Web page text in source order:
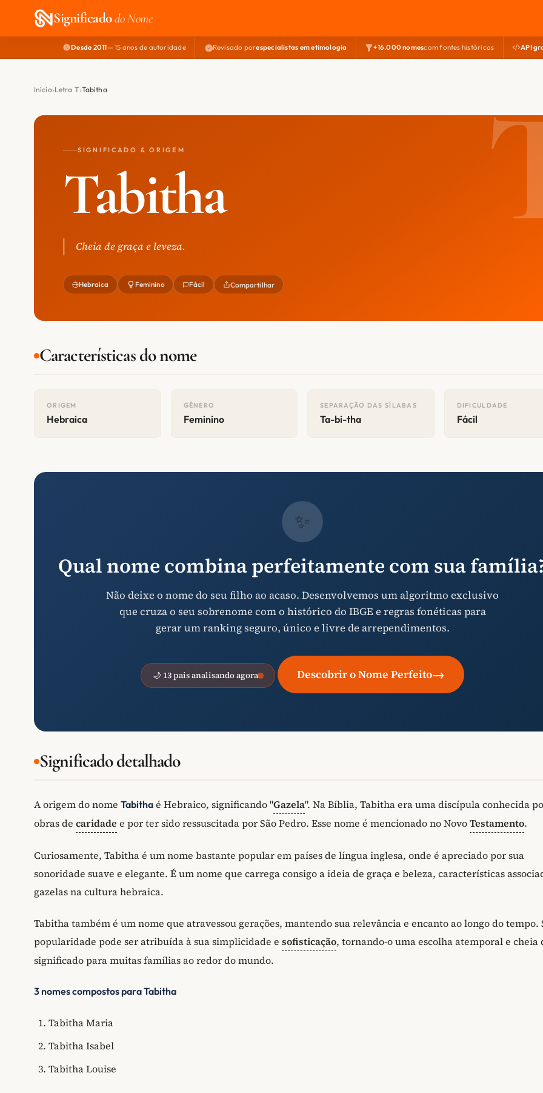
Significadodo Nome
Desde 2011— 15 anos de autoridade Revisado porespecialistas em etimologia +16.000 nomescom fontes históricas API
Início Letra T Tabitha
SIGNIFICADO & ORIGEM
Tabitha
Cheia de graça e leveza.
Hebraica Feminino Fácil Compartilhar
Características do nome
ORIGEM
Hebraica
GÊNERO
Feminino
SEPARAÇÃO DAS SÍLABAS
Ta-bi-tha
DIFICULDADE
Fácil
✨
Qual nome combina perfeitamente com sua
Não deixe o nome do seu filho ao acaso. Desenvolvemos um algoritmo exclusivo
que cruza o seu sobrenome com o histórico do IBGE e regras fonéticas para
gerar um ranking seguro, único e livre de arrependimentos.
🌙 13 pais analisando agora Descobrir o Nome Perfeito→
Significado detalhado
A origem do nome Tabitha é Hebraico, significando "Gazela". Na Bíblia, Tabitha era uma discípula conhecida
obras de caridade e por ter sido ressuscitada por São Pedro. Esse nome é mencionado no NovoTestamento.
Curiosamente, Tabitha é um nome bastante popular em países de língua inglesa, onde é apreciado por sua
sonoridade suave e elegante. É um nome que carrega consigo a ideia de graça e beleza, características
gazelas na cultura hebraica.
Tabitha também é um nome que atravessou gerações, mantendo sua relevância e encanto ao longo do tempo.
popularidade pode ser atribuída à sua simplicidade e sofisticação, tornando-o uma escolha atemporal e cheia
significado para muitas famílias ao redor do mundo.
3 nomes compostos para Tabitha
Tabitha Maria
Tabitha Isabel
Tabitha Louise